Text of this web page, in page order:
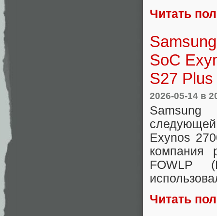
Читать
SoC
S27 Plus
2026-05-14 в
Samsung
Exynos
компания
FOWLP
Читать